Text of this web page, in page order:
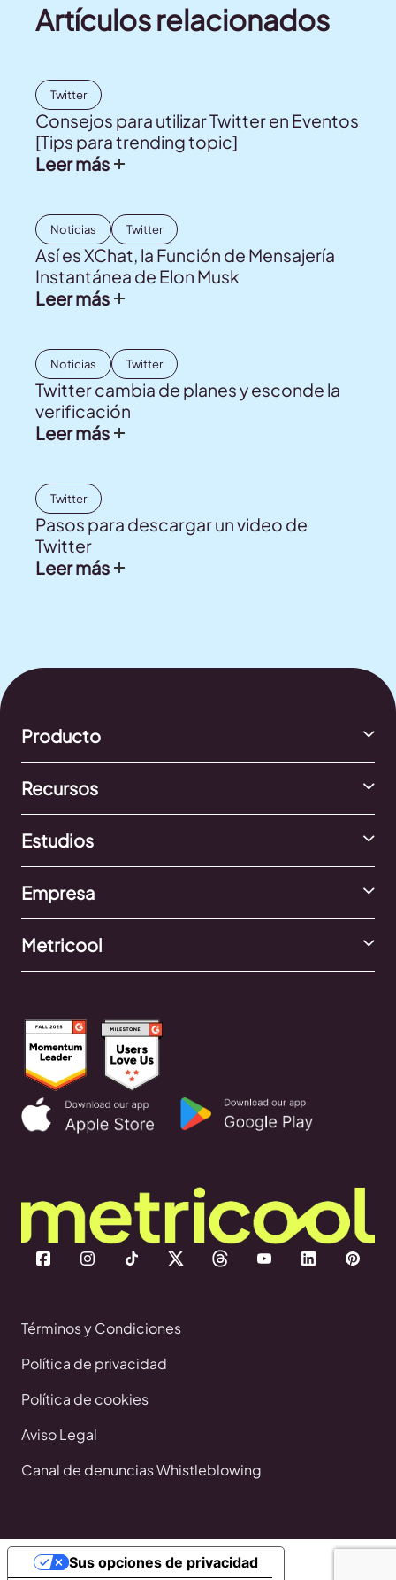
Artículos relacionados
Twitter
Consejos para utilizar Twitter en Eventos
[Tips para trending topic]
Leer más
Noticias Twitter
Así es XChat, la Función de Mensajería
Instantánea de Elon Musk
Leer más
Noticias Twitter
Twitter cambia de planes y esconde la
verificación
Leer más
Twitter
Pasos para descargar un video de
Twitter
Leer más
Producto
Recursos
Estudios
Empresa
Metricool
Términos y Condiciones
Política de privacidad
Política de cookies
Aviso Legal
Canal de denuncias Whistleblowing
Sus opciones de privacidad